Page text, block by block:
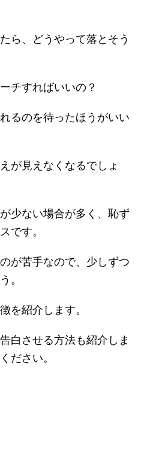
ら、どうやって落とそう
チすればいいの？
るのを待ったほうがいい
が見えなくなるでしょ
少ない場合が多く、恥ず
です。
が苦手なので、少しずつ
。
を紹介します。
白させる方法も紹介しま
ださい。